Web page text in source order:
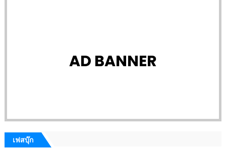
AD BANNER
เฟสบุ๊ก